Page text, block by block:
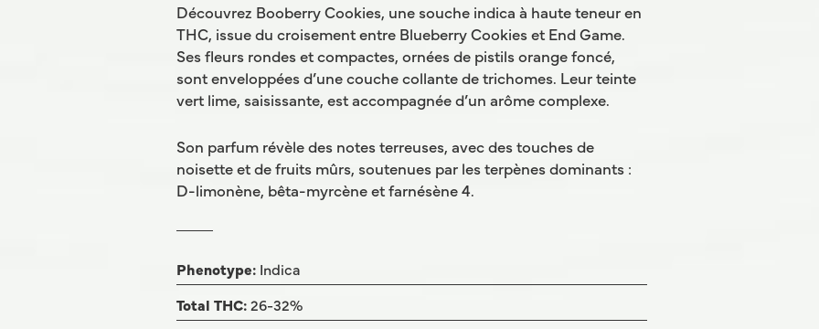
Découvrez Booberry Cookies, une souche indica à haute teneur en
THC, issue du croisement entre Blueberry Cookies et End Game.
Ses fleurs rondes et compactes, ornées de pistils orange foncé,
sont enveloppées d’une couche collante de trichomes. Leur teinte
vert lime, saisissante, est accompagnée d’un arôme complexe.
Son parfum révèle des notes terreuses, avec des touches de
noisette et de fruits mûrs, soutenues par les terpènes dominants :
D-limonène, bêta-myrcène et farnésène 4.
Phenotype: Indica
Total THC:26-32%